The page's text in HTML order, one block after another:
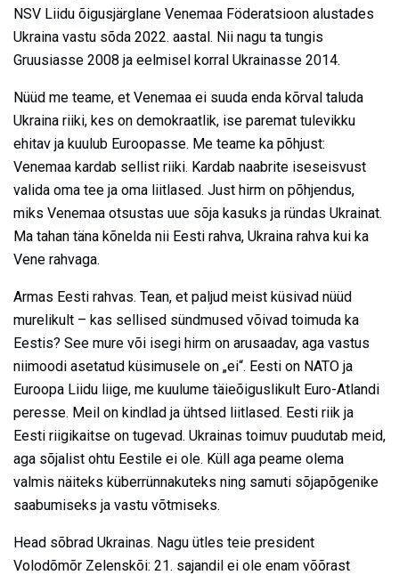
NSV Liidu õigusjärglane Venemaa Föderatsioon alustades
Ukraina vastu sõda 2022. aastal. Nii nagu ta tungis
Gruusiasse 2008 ja eelmisel korral Ukrainasse 2014.
Nüüd me teame, et Venemaa ei suuda enda kõrval taluda
Ukraina riiki, kes on demokraatlik, ise paremat tulevikku
ehitav ja kuulub Euroopasse. Me teame ka põhjust:
Venemaa kardab sellist riiki. Kardab naabrite iseseisvust
valida oma tee ja oma liitlased. Just hirm on põhjendus,
miks Venemaa otsustas uue sõja kasuks ja ründas Ukrainat.
Ma tahan täna kõnelda nii Eesti rahva, Ukraina rahva kui ka
Vene rahvaga.
Armas Eesti rahvas. Tean, et paljud meist küsivad nüüd
murelikult – kas sellised sündmused võivad toimuda ka
Eestis? See mure või isegi hirm on arusaadav, aga vastus
niimoodi asetatud küsimusele on „ei“. Eesti on NATO ja
Euroopa Liidu liige, me kuulume täieõiguslikult Euro-Atlandi
peresse. Meil on kindlad ja ühtsed liitlased. Eesti riik ja
Eesti riigikaitse on tugevad. Ukrainas toimuv puudutab meid,
aga sõjalist ohtu Eestile ei ole. Küll aga peame olema
valmis näiteks küberrünnakuteks ning samuti sõjapõgenike
saabumiseks ja vastu võtmiseks.
Head sõbrad Ukrainas. Nagu ütles teie president
Volodõmõr Zelenskõi: 21. sajandil ei ole enam võõrast